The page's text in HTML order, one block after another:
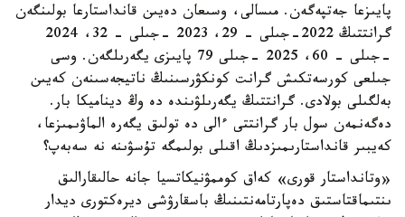
پايىزعا جەتپەگەن. مىسالى، وسىعان دەيىن قانداستارعا بولىنگەن
گرانتتىڭ 2022-جىلى – 29، 2023 -جىلى – 32، 2024
-جىلى – 60، 2025 -جىلى 79 پايىزى يگەرىلگەن. وسى
جىلعى كورسەتكىش گرانت كونكۋرسىنىڭ ناتيجەسىنەن كەيىن
بەلگىلى بولادى. گرانتتىڭ يگەرىلۋىندە دە وڭ ديناميكا بار.
دەگەنمەن سول بار گرانتتى ءالى دە تولىق يگەرە الماۋىمىزعا،
كەيبىر قانداستارىمىزدىڭ اقىلى بولىمگە تۇسۋىنە نە سەبەپ؟
«وتانداستار قورى» كەاق كوممۋنيكاتسيا جانە حالىقارالىق
ىنتىماقتاستىق دەپارتامەنتىنىڭ باسقارۋشى ديرەكتورى ديدار